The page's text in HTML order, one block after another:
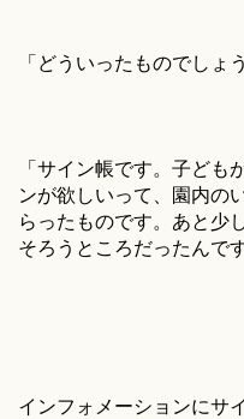
「どういったものでしょ
「サイン帳です。子ども
ンが欲しいって、園内の
らったものです。あと少
そろうところだったんで
インフォメーションにサ